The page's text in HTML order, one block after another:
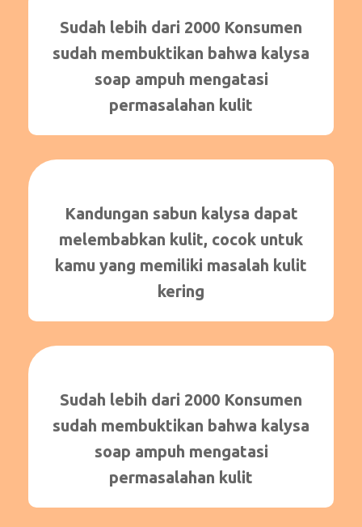
Sudah lebih dari 2000 Konsumen
sudah membuktikan bahwa kalysa
soap ampuh mengatasi
permasalahan kulit
Kandungan sabun kalysa dapat
melembabkan kulit, cocok untuk
kamu yang memiliki masalah kulit
kering
Sudah lebih dari 2000 Konsumen
sudah membuktikan bahwa kalysa
soap ampuh mengatasi
permasalahan kulit